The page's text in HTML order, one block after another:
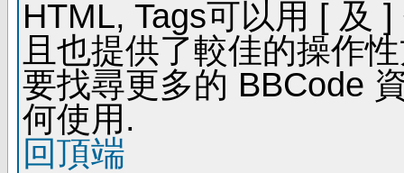
HTML, Tags可以用 [ 及
且也提供了較佳的操作
要找尋更多的 BBCode
何使用.
回頂端